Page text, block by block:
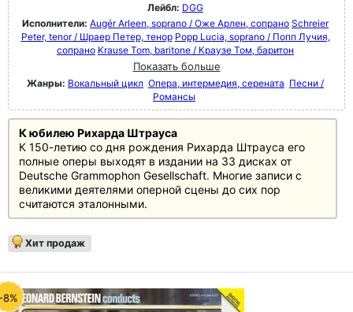
Лейбл: DGG
Исполнители: Augér Arleen, soprano / Оже Арлен, сопрано Schreier
Peter, tenor / Шраер Петер, тенор Popp Lucia, soprano / Попп Лучия,
сопрано Krause Tom, baritone / Краузе Том, баритон
Показать больше
Жанры: Вокальный цикл Опера, интермедия, серената Песни /
Романсы
К юбилею Рихарда Штрауса
К 150-летию со дня рождения Рихарда Штрауса его
полные оперы выходят в издании на 33 дисках от
Deutsche Grammophon Gesellschaft. Многие записи с
великими деятелями оперной сцены до сих пор
считаются эталонными.
Хит продаж
8%